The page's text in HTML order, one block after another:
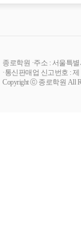
종로학원 ·주소 : 서울특별
·통신판매업 신고번호 : 제
Copyright ⓒ 종로학원 All